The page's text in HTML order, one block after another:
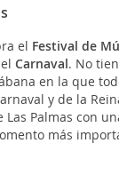
el Festival de
Carnaval. No
en la que
y de la
Palmas con
más